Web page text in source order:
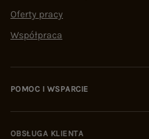
Oferty pracy
Współpraca
POMOC I WSPARCIE
OBSŁUGA KLIENTA